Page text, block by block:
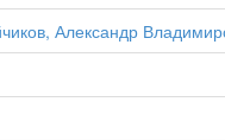
Александр